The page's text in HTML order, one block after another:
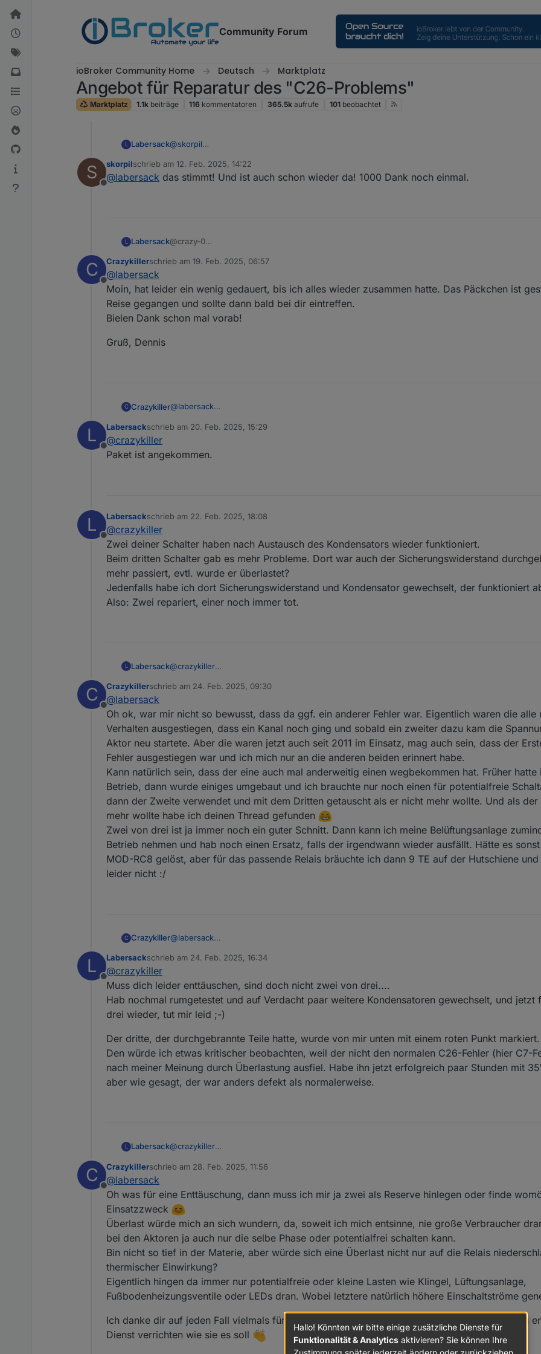
Weiter zum Inhalt
Community Forum
ioBroker Community Home Deutsch Marktplatz
Angebot für Reparatur des "C26-Problems"
Marktplatz 1.1k beiträge 116 kommentatoren 365.5k aufrufe 101 beobachtet
L Labersack@skorpil
S
Offline
skorpilschrieb am 12. Feb. 2025, 14:22
zuletzt editiert von
@labersack das stimmt! Und ist auch schon wieder da! 1000 Dank noch einmal.
L Labersack@crazy-0
Du hast PN.
C
Offline
Crazykillerschrieb am 19. Feb. 2025, 06:57
zuletzt editiert von
@labersack
Moin, hat leider ein wenig gedauert, bis ich alles wieder zusammen hatte. Das Päckchen ist
Reise gegangen und sollte dann bald bei dir eintreffen.
Bielen Dank schon mal vorab!
Gruß, Dennis
C Crazykiller@labersack
gegangen und sollte dann bald bei dir eintreffen.
Gruß, Dennis
L
Offline
Labersackschrieb am 20. Feb. 2025, 15:29
zuletzt editiert von
@crazykiller
Paket ist angekommen.
L
Offline
Labersackschrieb am 22. Feb. 2025, 18:08
zuletzt editiert von
@crazykiller
Zwei deiner Schalter haben nach Austausch des Kondensators wieder funktioniert.
Beim dritten Schalter gab es mehr Probleme. Dort war auch der Sicherungswiderstand
mehr passiert, evtl. wurde er überlastet?
Jedenfalls habe ich dort Sicherungswiderstand und Kondensator gewechselt, der funktioniert
Also: Zwei repariert, einer noch immer tot.
L Labersack@crazykiller
Beim dritten Schalter gab es mehr Probleme. Dort war auch der Sicherungswiderstand
Jedenfalls habe ich dort Sicherungswiderstand und Kondensator gewechselt, der funktioniert
Also: Zwei repariert, einer noch immer tot.
C
Offline
Crazykillerschrieb am 24. Feb. 2025, 09:30
zuletzt editiert von
@labersack
Oh ok, war mir nicht so bewusst, dass da ggf. ein anderer Fehler war. Eigentlich waren die alle
Verhalten ausgestiegen, dass ein Kanal noch ging und sobald ein zweiter dazu kam die
Aktor neu startete. Aber die waren jetzt auch seit 2011 im Einsatz, mag auch sein, dass der
Fehler ausgestiegen war und ich mich nur an die anderen beiden erinnert habe.
Kann natürlich sein, dass der eine auch mal anderweitig einen wegbekommen hat. Früher
Betrieb, dann wurde einiges umgebaut und ich brauchte nur noch einen für potentialfreie
dann der Zweite verwendet und mit dem Dritten getauscht als er nicht mehr wollte. Und als
mehr wollte habe ich deinen Thread gefunden
Zwei von drei ist ja immer noch ein guter Schnitt. Dann kann ich meine Belüftungsanlage
Betrieb nehmen und hab noch einen Ersatz, falls der irgendwann wieder ausfällt. Hätte es
MOD-RC8 gelöst, aber für das passende Relais bräuchte ich dann 9 TE auf der Hutschiene
leider nicht :/
C Crazykiller@labersack
Verhalten ausgestiegen, dass ein Kanal noch ging und sobald ein zweiter dazu kam die Spannung
ausgestiegen war und ich mich nur an die anderen beiden erinnert habe.
Kann natürlich sein, dass der eine auch mal anderweitig einen wegbekommen hat. Früher hatte
Betrieb, dann wurde einiges umgebaut und ich brauchte nur noch einen für potentialfreie
dann der Zweite verwendet und mit dem Dritten getauscht als er nicht mehr wollte. Und als der
Zwei von drei ist ja immer noch ein guter Schnitt. Dann kann ich meine Belüftungsanlage
nehmen und hab noch einen Ersatz, falls der irgendwann wieder ausfällt. Hätte es sonst auch mit
aber für das passende Relais bräuchte ich dann 9 TE auf der Hutschiene und den Platz hab ich
L
Offline
Labersackschrieb am 24. Feb. 2025, 16:34
zuletzt editiert von
@crazykiller
Muss dich leider enttäuschen, sind doch nicht zwei von drei....
Hab nochmal rumgetestet und auf Verdacht paar weitere Kondensatoren gewechselt, und jetzt
drei wieder, tut mir leid ;-)
Der dritte, der durchgebrannte Teile hatte, wurde von mir unten mit einem roten Punkt markiert.
Den würde ich etwas kritischer beobachten, weil der nicht den normalen C26-Fehler (hier C7-
nach meiner Meinung durch Überlastung ausfiel. Habe ihn jetzt erfolgreich paar Stunden mit
aber wie gesagt, der war anders defekt als normalerweise.
L Labersack@crazykiller
Hab nochmal rumgetestet und auf Verdacht paar weitere Kondensatoren gewechselt, und jetzt
Der dritte, der durchgebrannte Teile hatte, wurde von mir unten mit einem roten Punkt markiert.
nach meiner Meinung durch Überlastung ausfiel. Habe ihn jetzt erfolgreich paar Stunden mit 35W-
wie gesagt, der war anders defekt als normalerweise.
C
Offline
Crazykillerschrieb am 28. Feb. 2025, 11:56
zuletzt editiert von
@labersack
Oh was für eine Enttäuschung, dann muss ich mir ja zwei als Reserve hinlegen oder finde
Einsatzzweck
Überlast würde mich an sich wundern, da, soweit ich mich entsinne, nie große Verbraucher
bei den Aktoren ja auch nur die selbe Phase oder potentialfrei schalten kann.
Bin nicht so tief in der Materie, aber würde sich eine Überlast nicht nur auf die Relais
thermischer Einwirkung?
Eigentlich hingen da immer nur potentialfreie oder kleine Lasten wie Klingel, Lüftungsanlage,
Fußbodenheizungsventile oder LEDs dran. Wobei letztere natürlich höhere Einschaltströme
Ich danke dir auf jeden Fall vielmals fürs Wiederbeleben. Dann kann die dezentrale Belüftung
Dienst verrichten wie sie es soll
Hallo! Könnten wir bitte einige zusätzliche Dienste für
Funktionalität & Analytics aktivieren? Sie können Ihre